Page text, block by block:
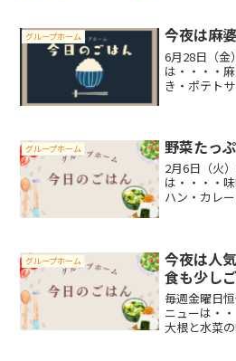
た話だけで
いるの？」
グループホーム 今夜は麻
6月28日（金
は・・・・
き・ポテト
った餡掛け
グループホーム 野菜たっ
2月6日（火
は・・・・
ハン・カレ
暖かくして
グループホーム
今夜は人
食も少しご
毎週金曜日
ニューは・
大根と水菜